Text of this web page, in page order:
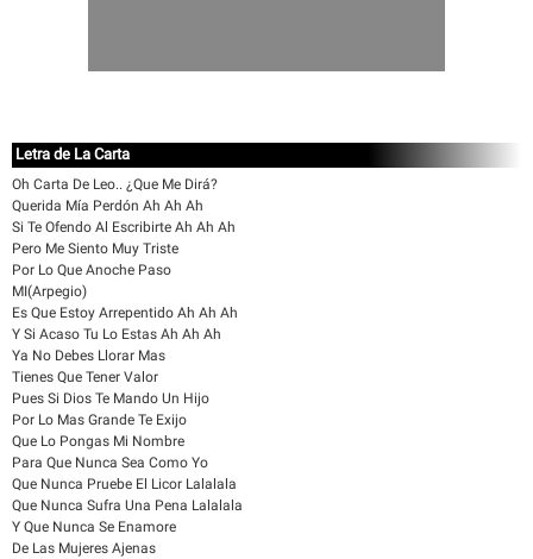
Letra de La Carta
Oh Carta De Leo.. ¿Que Me Dirá?
Querida Mía Perdón Ah Ah Ah
Si Te Ofendo Al Escribirte Ah Ah Ah
Pero Me Siento Muy Triste
Por Lo Que Anoche Paso
MI(Arpegio)
Es Que Estoy Arrepentido Ah Ah Ah
Y Si Acaso Tu Lo Estas Ah Ah Ah
Ya No Debes Llorar Mas
Tienes Que Tener Valor
Pues Si Dios Te Mando Un Hijo
Por Lo Mas Grande Te Exijo
Que Lo Pongas Mi Nombre
Para Que Nunca Sea Como Yo
Que Nunca Pruebe El Licor Lalalala
Que Nunca Sufra Una Pena Lalalala
Y Que Nunca Se Enamore
De Las Mujeres Ajenas